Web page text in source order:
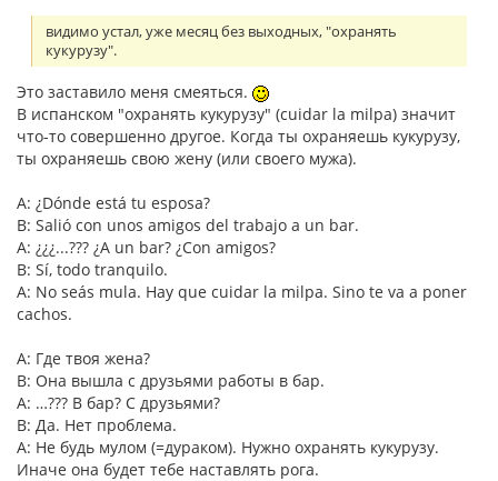
видимо устал, уже месяц без выходных, "охранять
кукурузу".
Это заставило меня смеяться.
В испанском "охранять кукурузу" (cuidar la milpa) значит
что-то совершенно другое. Когда ты охраняешь кукурузу,
ты охраняешь свою жену (или своего мужа).
A: ¿Dónde está tu esposa?
B: Salió con unos amigos del trabajo a un bar.
A: ¿¿¿...??? ¿A un bar? ¿Con amigos?
B: Sí, todo tranquilo.
A: No seás mula. Hay que cuidar la milpa. Sino te va a poner
cachos.
A: Где твоя жена?
B: Она вышла с друзьями работы в бар.
A: …??? В бар? С друзьями?
B: Да. Нет проблема.
A: Не будь мулом (=дураком). Нужно охранять кукурузу.
Иначе она будет тебе наставлять рога.